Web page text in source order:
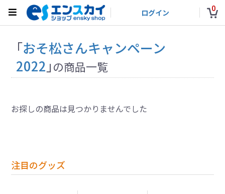
ログイン 0
注目のグッズ
「おそ松さんキャンペーン
2022 」の商品一覧
お探しの商品は見つかりませんでした